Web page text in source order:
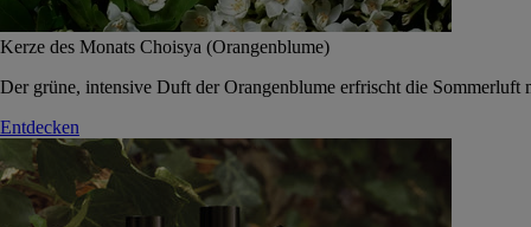
Kerze des Monats Choisya (Orangenblume)
Der grüne, intensive Duft der Orangenblume erfrischt die Sommerluft
Entdecken